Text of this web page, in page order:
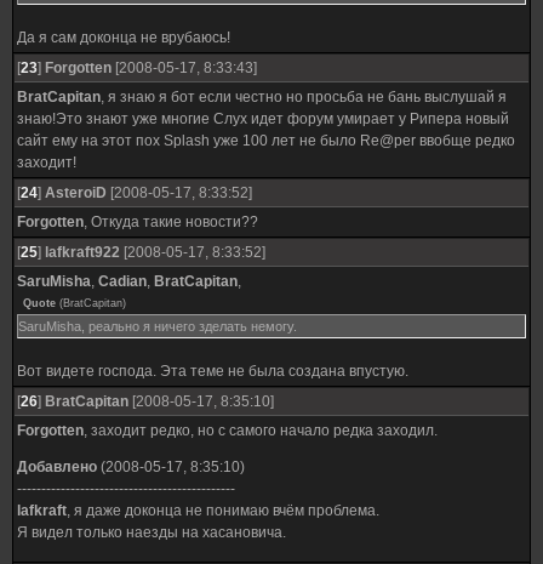
Да я сам доконца не врубаюсь!
[23] Forgotten [2008-05-17, 8:33:43]
BratCapitan, я знаю я бот если честно но просьба не бань выслушай я
знаю!Это знают уже многие Слух идет форум умирает у Рипера новый
сайт ему на этот пох Splash уже 100 лет не было Re@per ввобще редко
заходит!
[24] AsteroiD [2008-05-17, 8:33:52]
Forgotten, Откуда такие новости??
[25] lafkraft922 [2008-05-17, 8:33:52]
SaruMisha, Cadian, BratCapitan,
Quote (BratCapitan)
SaruMisha, реально я ничего зделать немогу.
Вот видете господа. Эта теме не была создана впустую.
[26] BratCapitan [2008-05-17, 8:35:10]
Forgotten, заходит редко, но с самого начало редка заходил.
Добавлено (2008-05-17, 8:35:10)
---------------------------------------------
lafkraft, я даже доконца не понимаю вчём проблема.
Я видел только наезды на хасановича.